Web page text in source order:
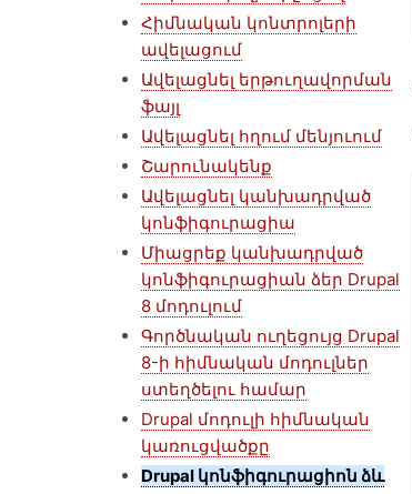
Հիմնական կոնտրոլերի
ավելացում
Ավելացնել երթուղավորման
ֆայլ
Ավելացնել հղում մենյուում
Շարունակենք
Ավելացնել կանխադրված
կոնֆիգուրացիա
Միացրեք կանխադրված
կոնֆիգուրացիան ձեր Drupal
8 մոդուլում
Գործնական ուղեցույց Drupal
8-ի հիմնական մոդուլներ
ստեղծելու համար
Drupal մոդուլի հիմնական
կառուցվածքը
Drupal կոնֆիգուրացիոն ձև